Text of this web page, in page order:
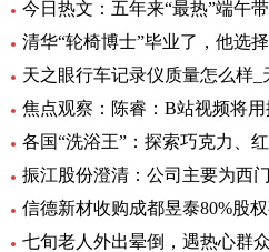
清华“轮椅博士”毕业了，他选
天之眼行车记录仪质量怎么样_
各国“洗浴王”：探索巧克力、
七旬老人外出晕倒，遇热心群